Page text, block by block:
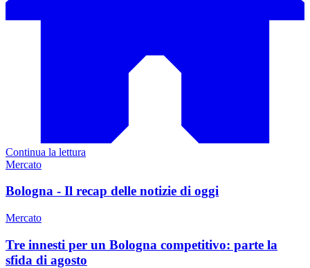
Continua la lettura
Mercato
Bologna - Il recap delle notizie di oggi
Mercato
Tre innesti per un Bologna competitivo: parte la
sfida di agosto